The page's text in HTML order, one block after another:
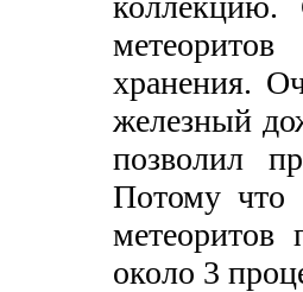
хранения.
железный
позволил
Потому что
около 3